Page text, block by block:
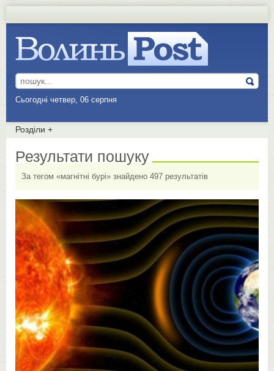
Сьогодні четвер, 06 серпня
Розділи +
Результати пошуку
За тегом «магнітні бурі» знайдено 497 результатів